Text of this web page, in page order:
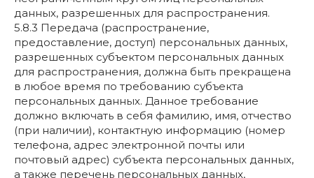
данных, разрешенных для распространения.
5.8.3 Передача (распространение,
предоставление, доступ) персональных данных,
разрешенных субъектом персональных данных
для распространения, должна быть прекращена
в любое время по требованию субъекта
персональных данных. Данное требование
должно включать в себя фамилию, имя, отчество
(при наличии), контактную информацию (номер
телефона, адрес электронной почты или
почтовый адрес) субъекта персональных данных,
а также перечень персональных данных,